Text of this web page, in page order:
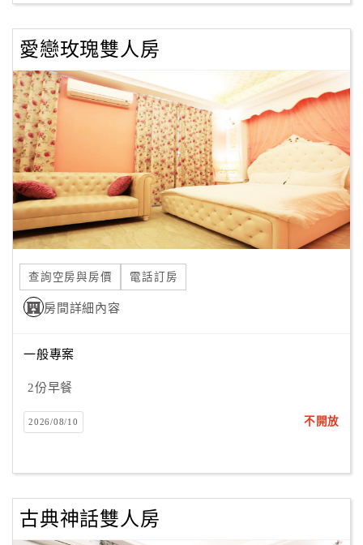
客
服
聯
單
Line
線
上
客
服
紅
利
查
訂
房
Q&A
旅
卡
愛戀玫瑰雙人房
查詢空房與房價 電話訂房
房間詳細內容
一般專案
2份早餐
2026/08/10 不開放
古典神話雙人房